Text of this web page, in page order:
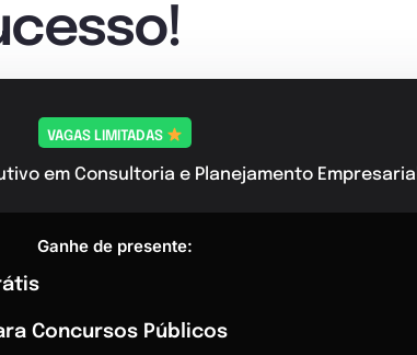
VAGAS LIMITADAS
em Consultoria e Planejamento Empresarial
Ganhe de presente:
Concursos Públicos